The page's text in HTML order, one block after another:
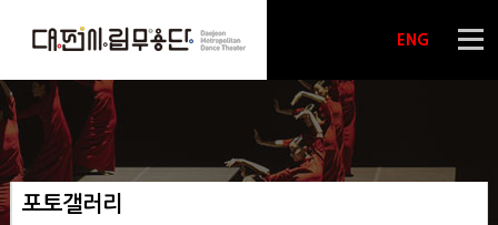
ENG
포토갤러리